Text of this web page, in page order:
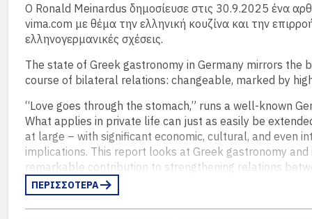
Ο Ronald Meinardus δημοσίευσε στις 30.9.2025 ένα
vima.com με θέμα την ελληνική κουζίνα και την
ελληνογερμανικές σχέσεις.
The state of Greek gastronomy in Germany mirrors the
course of bilateral relations: changeable, marked by
“Love goes through the stomach,” runs a well-known
What applies in private life can just as easily be
at large – with significant economic, cultural, and even
implications. This report looks at Greek gastronomy and
remarkable contribution to strengthening relations
and Germany.(περισσότερα…)
ΠΕΡΙΣΣΟΤΕΡΑ